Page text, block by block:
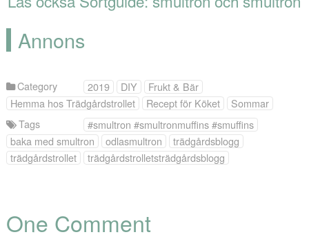
Annons
Category 2019 DIY
Frukt & Bär
Hemma hos Trädgårdstrollet
Recept för Köket
Sommar
Tags
#smultron #smultronmuffins #smuffins
baka med smultron
odlasmultron
trädgårdsblogg
trädgårdstrollet
trädgårdstrolletsträdgårdsblogg
One Comment